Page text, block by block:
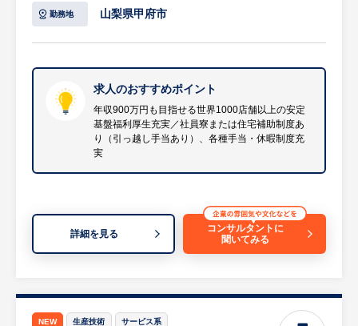
プ会社の各種システム（予約管理・ゴルフ
■入社後の流れ：横浜配属の場合1～2ヶ月程
度山梨本社にて研修を実施
その後も横浜配属の場合は月に1～2回本社会
議の為、出張が発生します。
・製造ライン研修・・・現場業務を体験し、
事業理解を深めます。
ける。
度を全体最適の視点で整理・改善し、持続的
す。
【具体的には…】
■業務概要
人事部門の中核人材として、当社の中長期的
・現行制度の課題抽出から制度設計、社内浸
透、運用改善まで、全社的視点で一貫して推
支える人事制度の企画・設計を担っていただ
きます。
勤務地 山梨県甲府市
求人のおすすめポイント
年収900万円も目指せる世界1000店舗以上の安定
基盤福利厚生充実／社員寮または住宅補助制度あ
り（引っ越し手当あり）、各種手当・休暇制度充
実
詳細を見る
コンサルタントに
聞いてみる
NEW 生産技術 サービス系